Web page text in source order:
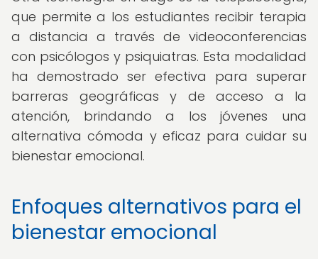
que permite a los estudiantes recibir terapia
a distancia a través de videoconferencias
con psicólogos y psiquiatras. Esta modalidad
ha demostrado ser efectiva para superar
barreras geográficas y de acceso a la
atención, brindando a los jóvenes una
alternativa cómoda y eficaz para cuidar su
bienestar emocional.
Enfoques alternativos para el
bienestar emocional